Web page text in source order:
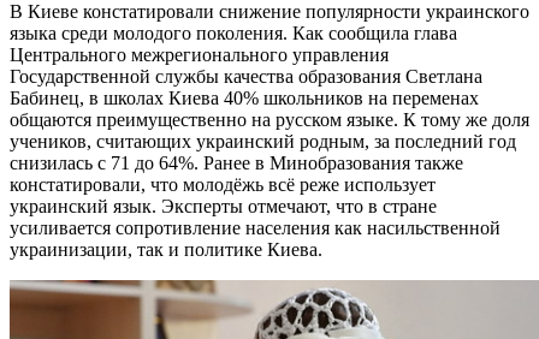
В Киеве констатировали снижение популярности украинского
языка среди молодого поколения. Как сообщила глава
Центрального межрегионального управления
Государственной службы качества образования Светлана
Бабинец, в школах Киева 40% школьников на переменах
общаются преимущественно на русском языке. К тому же доля
учеников, считающих украинский родным, за последний год
снизилась с 71 до 64%. Ранее в Минобразования также
констатировали, что молодёжь всё реже использует
украинский язык. Эксперты отмечают, что в стране
усиливается сопротивление населения как насильственной
украинизации, так и политике Киева.